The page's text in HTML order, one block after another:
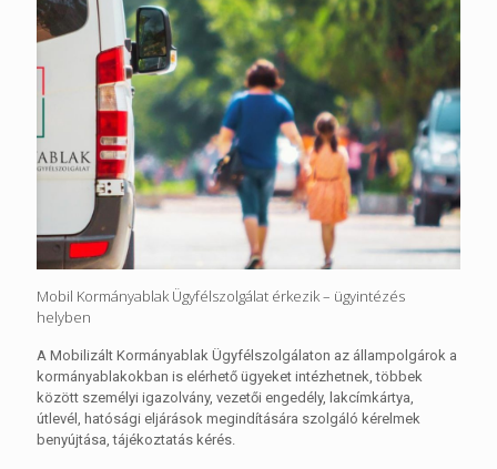
Mobil Kormányablak Ügyfélszolgálat érkezik – ügyintézés
helyben
A Mobilizált Kormányablak Ügyfélszolgálaton az állampolgárok a
kormányablakokban is elérhető ügyeket intézhetnek, többek
között személyi igazolvány, vezetői engedély, lakcímkártya,
útlevél, hatósági eljárások megindítására szolgáló kérelmek
benyújtása, tájékoztatás kérés.